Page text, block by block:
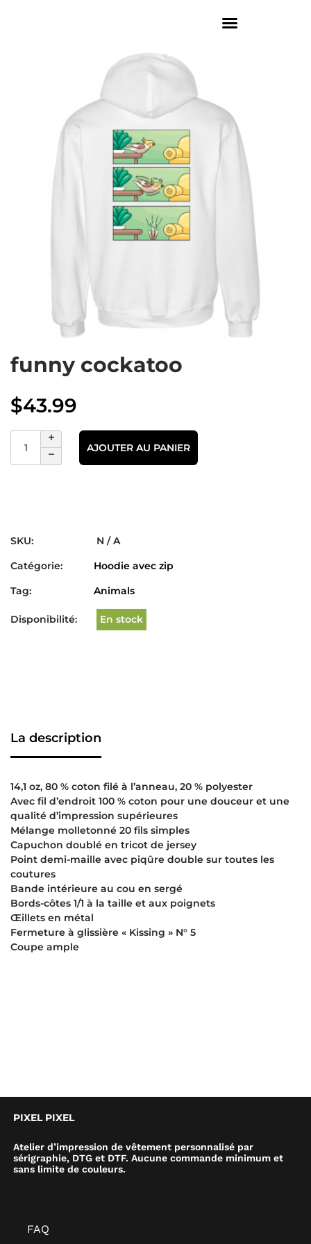
funny cockatoo
$43.99
AJOUTER AU PANIER
SKU:
N / A
Catégorie:
Hoodie avec zip
Tag:
Animals
Disponibilité: En stock
La description
14,1 oz, 80 % coton filé à l’anneau, 20 % polyester
Avec fil d’endroit 100 % coton pour une douceur et une
qualité d’impression supérieures
Mélange molletonné 20 fils simples
Capuchon doublé en tricot de jersey
Point demi-maille avec piqûre double sur toutes les
coutures
Bande intérieure au cou en sergé
Bords-côtes 1/1 à la taille et aux poignets
Œillets en métal
Fermeture à glissière « Kissing » N° 5
Coupe ample
PIXEL PIXEL
Atelier d’impression de vêtement personnalisé par
sérigraphie, DTG et DTF. Aucune commande minimum et
sans limite de couleurs.
FAQ